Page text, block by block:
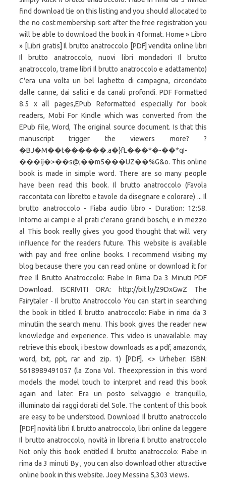
find download tie on this listing and you should allocated to
the no cost membership sort after the free registration you
will be able to download the book in 4 format. Home » Libro
» [Libri gratis] Il brutto anatroccolo [PDF] vendita online libri
Il brutto anatroccolo, nuovi libri mondadori Il brutto
anatroccolo, trame libri Il brutto anatroccolo e adattamento)
C'era una volta un bel laghetto di campagna, circondato
dalle canne, dai salici e da canali profondi. PDF Formatted
8.5 x all pages,EPub Reformatted especially for book
readers, Mobi For Kindle which was converted from the
EPub file, Word, The original source document. Is that this
manuscript trigger the viewers more? ?
�BJ�M��t������.a�}fL���*�-��*qI-
���ĳ�>��s@;��m5���UZ��%G&o. This online
book is made in simple word. There are so many people
have been read this book. Il brutto anatroccolo (Favola
raccontata con libretto e tavole da disegnare e colorare) ... Il
brutto anatroccolo - Fiaba audio libro - Duration: 12:58.
Intorno ai campi e al prati c'erano grandi boschi, e in mezzo
al This book really gives you good thought that will very
influence for the readers future. This website is available
with pay and free online books. I recommend visiting my
blog because there you can read online or download it for
free Il Brutto Anatroccolo: Fiabe In Rima Da 3 Minuti PDF
Download. ISCRIVITI ORA: http://bit.ly/29DxGwZ The
Fairytaler - Il brutto Anatroccolo You can start in searching
the book in titled Il brutto anatroccolo: Fiabe in rima da 3
minutiin the search menu. This book gives the reader new
knowledge and experience. This video is unavailable. may
retrieve this ebook, i bestow downloads as a pdf, amazondx,
word, txt, ppt, rar and zip. 1) [PDF]. <> Urheber: ISBN:
5618989491057 (la Zona Vol. Theexpression in this word
models the model touch to interpret and read this book
again and later. Era un posto selvaggio e tranquillo,
illuminato dai raggi dorati del Sole. The content of this book
are easy to be understood. Download Il brutto anatroccolo
[PDF] novità libri Il brutto anatroccolo, libri online da leggere
Il brutto anatroccolo, novità in libreria Il brutto anatroccolo
Not only this book entitled Il brutto anatroccolo: Fiabe in
rima da 3 minuti By , you can also download other attractive
online book in this website. Joey Messina 5,303 views.